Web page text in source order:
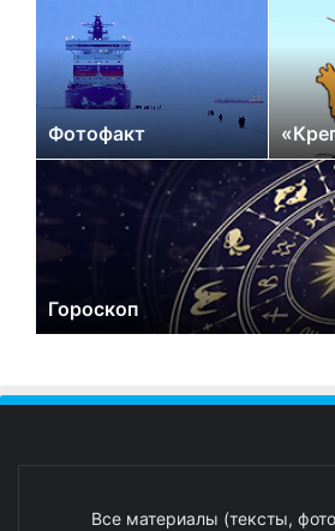
Фотофакт
Гороскоп
Все материалы (тексты,